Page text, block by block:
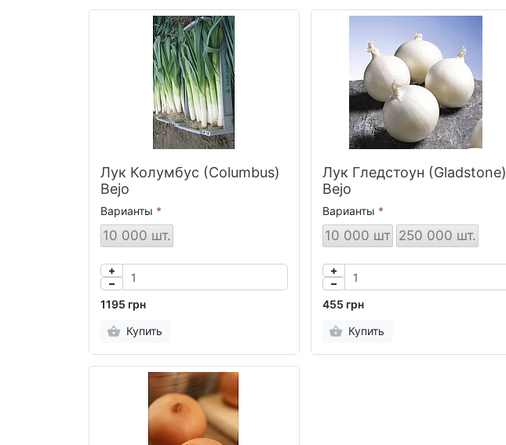
Лук Колумбус (Columbus)
Bejo
Варианты
10 000 шт.
1195 грн
Купить
Лук Гледстоун (Gladstone)
Bejo
Варианты
10 000 шт 250 000 шт.
455 грн
Купить